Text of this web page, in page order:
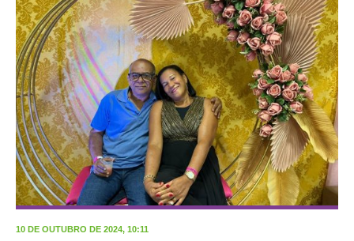
10 DE OUTUBRO DE 2024, 10:11